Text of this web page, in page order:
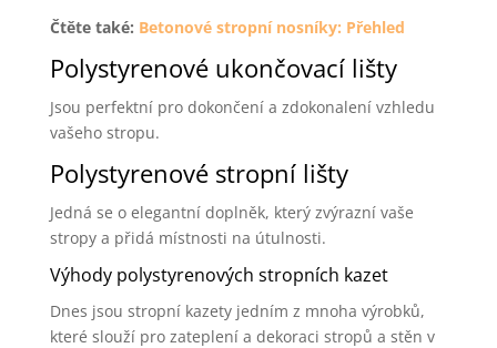
Čtěte také: Betonové stropní nosníky: Přehled
Polystyrenové ukončovací lišty
Jsou perfektní pro dokončení a zdokonalení vzhledu
vašeho stropu.
Polystyrenové stropní lišty
Jedná se o elegantní doplněk, který zvýrazní vaše
stropy a přidá místnosti na útulnosti.
Výhody polystyrenových stropních kazet
Dnes jsou stropní kazety jedním z mnoha výrobků,
které slouží pro zateplení a dekoraci stropů a stěn v